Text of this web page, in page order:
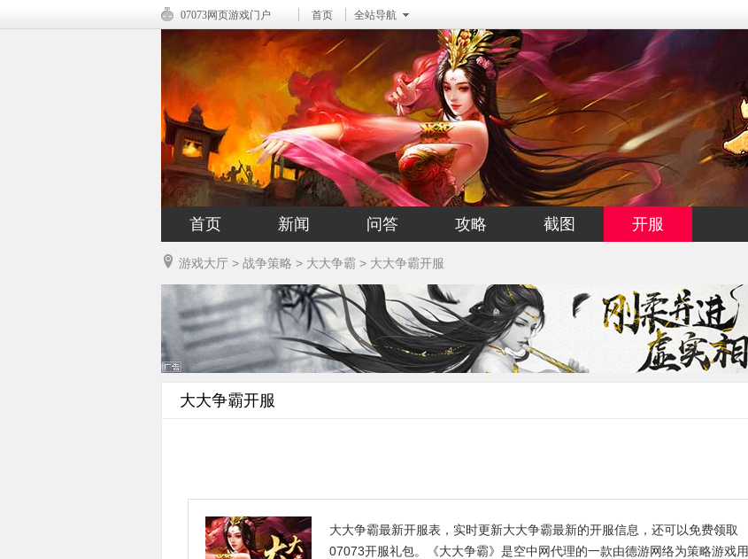
07073网页游戏门户 首页 全站导航
首页 新闻 问答 攻略 截图 开服
游戏大厅 > 战争策略 > 大大争霸 > 大大争霸开服
大大争霸开服
大大争霸最新开服表，实时更新大大争霸最新的开服信息，还可以免费领取
07073开服礼包。《大大争霸》是空中网代理的一款由德游网络为策略游戏用